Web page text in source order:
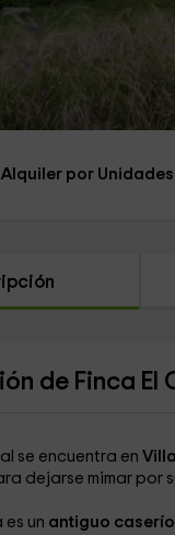
por Unidades
de Finca El
se encuentra en
dejarse mimar por
es un antiguo caserío